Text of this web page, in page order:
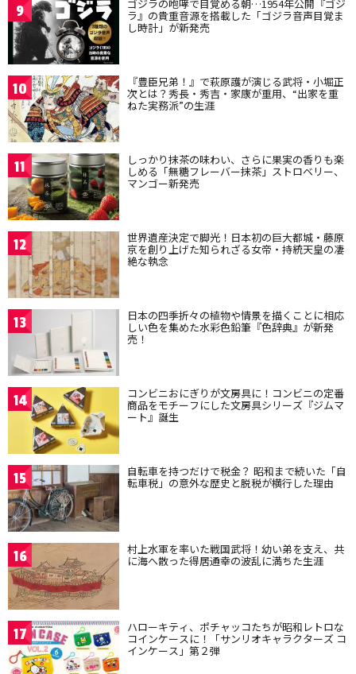
9 ゴジラの咆哮で目覚める朝…1954年公開『ゴジ
ラ』の貴重音源を搭載した「ゴジラ音声目覚ま
し時計」が新発売
10 『豊臣兄弟！』で萩原護が演じる武将・小堀正
次とは？秀長・秀吉・家康が重用、“出家を重
ねた実務派”の生涯
11 しっかり抹茶の味わい、さらに果実の香りも楽
しめる「無糖フレーバー抹茶」ストロベリー、
マンゴー新発売
12 世界遺産決定で脚光！日本初の巨大都城・藤原
京を創り上げた知られざる女帝・持統天皇の凄
絶な執念
13 日本の四季折々の植物や情景を描くことに相応
しい色を集めた水彩色鉛筆『色辞典』が新発
売！
14 コンビニおにぎりが文房具に！コンビニの定番
商品をモチーフにした文房具シリーズ『ジムマ
ート』誕生
15 自転車を持つだけで税金？ 昭和まで続いた「自
転車税」の意外な歴史と脱税が横行した理由
16 村上水軍を率いた戦国武将！幼い弟を支え、共
に海へ散った得居通幸の波乱に満ちた生涯
17 ハローキティ、ポチャッコたちが昭和レトロな
コインケースに！「サンリオキャラクターズ コ
インケース」第２弾